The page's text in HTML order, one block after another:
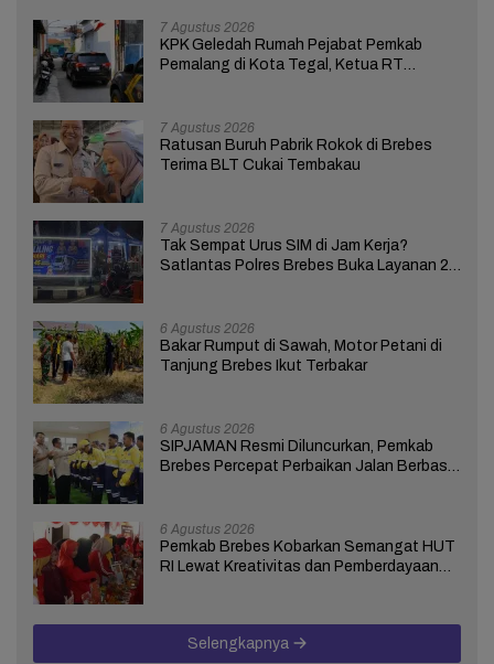
7 Agustus 2026
KPK Geledah Rumah Pejabat Pemkab
Pemalang di Kota Tegal, Ketua RT
7 Agustus 2026
Ratusan Buruh Pabrik Rokok di Brebes
Terima BLT Cukai Tembakau
7 Agustus 2026
Tak Sempat Urus SIM di Jam Kerja?
Satlantas Polres Brebes Buka Layanan 24
6 Agustus 2026
Bakar Rumput di Sawah, Motor Petani di
Tanjung Brebes Ikut Terbakar
6 Agustus 2026
SIPJAMAN Resmi Diluncurkan, Pemkab
Brebes Percepat Perbaikan Jalan Berbasis
6 Agustus 2026
Pemkab Brebes Kobarkan Semangat HUT
RI Lewat Kreativitas dan Pemberdayaan
Selengkapnya